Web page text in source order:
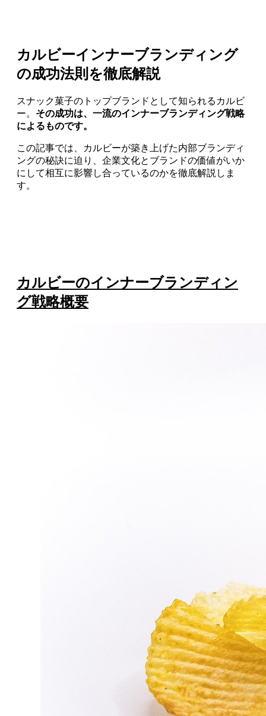
カルビーインナーブランディング
の成功法則を徹底解説
スナック菓子のトップブランドとして知られるカルビ
ー。 その成功は、一流のインナーブランディング戦略
によるものです。
この記事では、カルビーが築き上げた内部ブランディ
ングの秘訣に迫り、企業文化とブランドの価値がいか
にして相互に影響し合っているのかを徹底解説しま
す。
カルビーのインナーブランディン
グ戦略概要